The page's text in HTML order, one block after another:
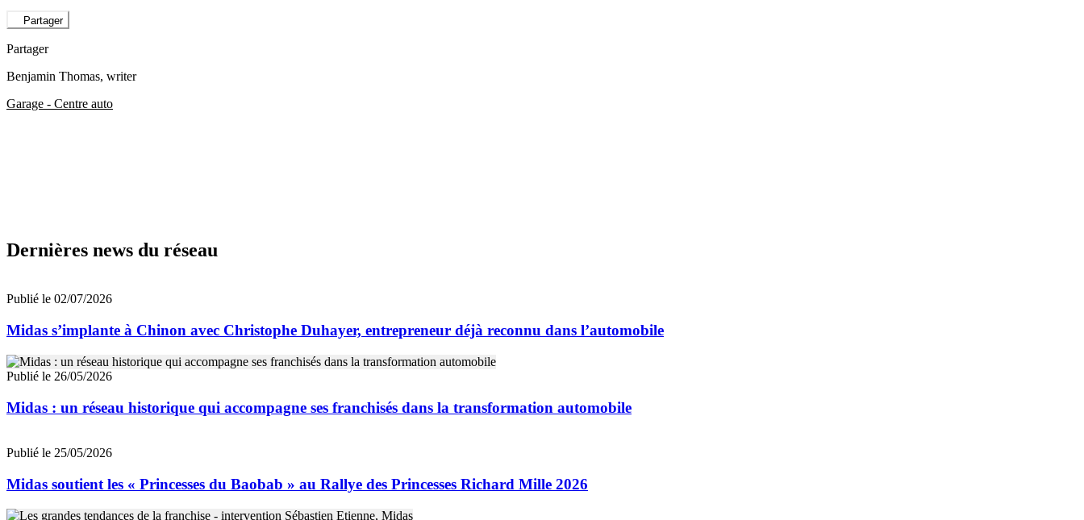
Partager
Partager
Benjamin Thomas, writer
Garage - Centre auto
Dernières news du réseau
Publié le 02/07/2026
Midas s’implante à Chinon avec Christophe Duhayer, entrepreneur déjà reconnu dans l’automobile
Publié le 26/05/2026
Midas : un réseau historique qui accompagne ses franchisés dans la transformation automobile
Publié le 25/05/2026
Midas soutient les « Princesses du Baobab » au Rallye des Princesses Richard Mille 2026